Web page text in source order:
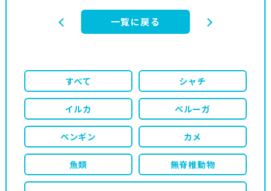
一覧に戻る
すべて シャチ
イルカ ベルーガ
ペンギン カメ
魚類 無脊椎動物